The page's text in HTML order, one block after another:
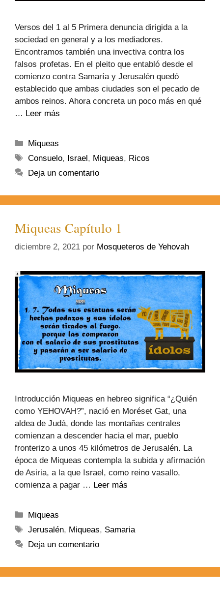
Versos del 1 al 5 Primera denuncia dirigida a la
sociedad en general y a los mediadores.
Encontramos también una invectiva contra los
falsos profetas. En el pleito que entabló desde el
comienzo contra Samaría y Jerusalén quedó
establecido que ambas ciudades son el pecado de
ambos reinos. Ahora concreta un poco más en qué
… Leer más
Miqueas
Consuelo, Israel, Miqueas, Ricos
Deja un comentario
Miqueas Capítulo 1
diciembre 2, 2021 por Mosqueteros de Yehovah
Introducción Miqueas en hebreo significa “¿Quién
como YEHOVAH?”, nació en Moréset Gat, una
aldea de Judá, donde las montañas centrales
comienzan a descender hacia el mar, pueblo
fronterizo a unos 45 kilómetros de Jerusalén. La
época de Miqueas contempla la subida y afirmación
de Asiria, a la que Israel, como reino vasallo,
comienza a pagar … Leer más
Miqueas
Jerusalén, Miqueas, Samaria
Deja un comentario